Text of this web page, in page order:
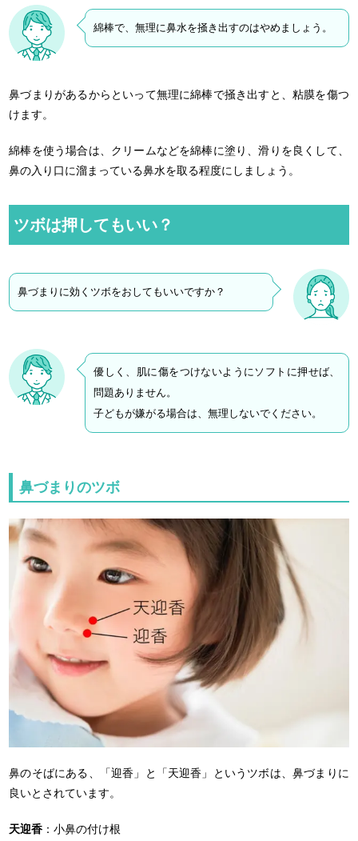
綿棒で、無理に鼻水を掻き出すのはやめましょう。
鼻づまりがあるからといって無理に綿棒で掻き出すと、粘膜を傷つ
けます。
綿棒を使う場合は、クリームなどを綿棒に塗り、滑りを良くして、
鼻の入り口に溜まっている鼻水を取る程度にしましょう。
ツボは押してもいい？
鼻づまりに効くツボをおしてもいいですか？
優しく、肌に傷をつけないようにソフトに押せば、
問題ありません。
子どもが嫌がる場合は、無理しないでください。
鼻づまりのツボ
鼻のそばにある、「迎香」と「天迎香」というツボは、鼻づまりに
良いとされています。
天迎香 ：小鼻の付け根